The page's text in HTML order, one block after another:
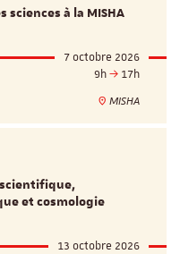
sciences à la MISHA
7 octobre 2026
9h
17h
MISHA
et cosmologie
13 octobre 2026